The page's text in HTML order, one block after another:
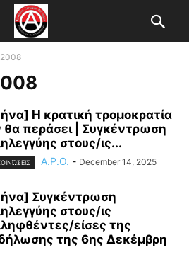
Η κρατική τρομοκρατία
θα περάσει | Συγκέντρωση
στους/ις...
A.P.O. - December 14, 2025
Συγκέντρωση
στους/ις
είσες της
της 6ης Δεκέμβρη